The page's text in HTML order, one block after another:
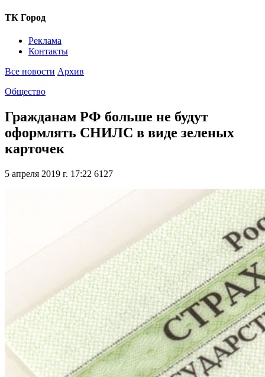
ТК Город
Реклама
Контакты
Все новости Архив
Общество
Гражданам РФ больше не будут
оформлять СНИЛС в виде зеленых
карточек
5 апреля 2019 г. 17:22 6127